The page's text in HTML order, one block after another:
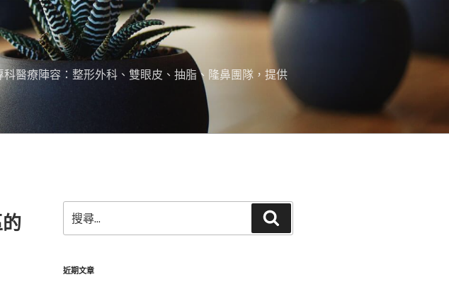
醫療陣容：整形外科、雙眼皮、抽脂、隆鼻團隊，提供
尋
關
字:
尋
近期文章